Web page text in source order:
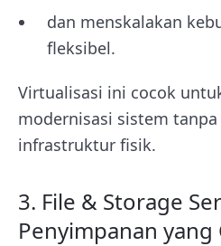
dan menskalakan
fleksibel.
Virtualisasi ini cocok
modernisasi sistem
infrastruktur fisik.
3. File & Storage
Penyimpanan yang